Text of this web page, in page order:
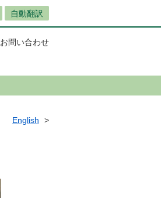
自動翻訳
お問い合わせ
English